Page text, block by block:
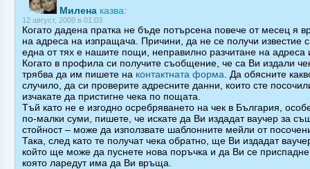
Милена казва:
12 август, 2009 в 01:03
Когато дадена пратка не бъде потърсена повече от месец я
на адреса на изпращача. Причини, да не се получи известие
една от тях е нашите пощи, неправилно разчитане на адреса
Когато в профила си получите съобщение, че са Ви издали
трябва да им пишете на контактната форма . Да обясните
случило, да си проверите адресните данни, които сте
изчакате да пристигне чека по пощата.
Тъй като не е изгодно осребряването на чек в България,
по-малки суми, пишете, че искате да Ви издадат ваучер за
стойност – може да използвате шаблонните мейли от
Така, след като те получат чека обратно, ще Ви издадат
който ще може да пуснете нова поръчка и да Ви се
която ларедут има да Ви връща.